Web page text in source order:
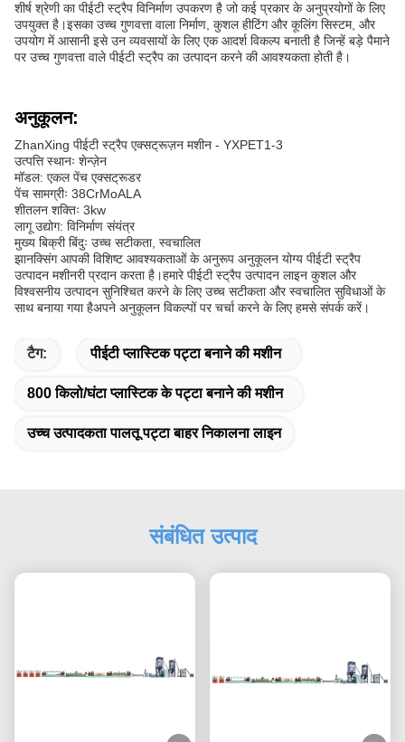
शीर्ष श्रेणी का पीईटी स्ट्रैप विनिर्माण उपकरण है जो कई प्रकार के अनुप्रयोगों के लिए
उपयुक्त है।इसका उच्च गुणवत्ता वाला निर्माण, कुशल हीटिंग और कूलिंग सिस्टम, और
उपयोग में आसानी इसे उन व्यवसायों के लिए एक आदर्श विकल्प बनाती है जिन्हें बड़े पैमाने
पर उच्च गुणवत्ता वाले पीईटी स्ट्रैप का उत्पादन करने की आवश्यकता होती है।
अनुकूलन:
ZhanXing पीईटी स्ट्रैप एक्सट्रूज़न मशीन - YXPET1-3
उत्पत्ति स्थानः शेन्ज़ेन
मॉडल: एकल पेंच एक्सट्रूडर
पेंच सामग्रीः 38CrMoALA
शीतलन शक्तिः 3kw
लागू उद्योग: विनिर्माण संयंत्र
मुख्य बिक्री बिंदुः उच्च सटीकता, स्वचालित
झानक्सिंग आपकी विशिष्ट आवश्यकताओं के अनुरूप अनुकूलन योग्य पीईटी स्ट्रैप
उत्पादन मशीनरी प्रदान करता है।हमारे पीईटी स्ट्रैप उत्पादन लाइन कुशल और
विश्वसनीय उत्पादन सुनिश्चित करने के लिए उच्च सटीकता और स्वचालित सुविधाओं के
साथ बनाया गया हैअपने अनुकूलन विकल्पों पर चर्चा करने के लिए हमसे संपर्क करें।
टैग: पीईटी प्लास्टिक पट्टा बनाने की मशीन
800 किलो/घंटा प्लास्टिक के पट्टा बनाने की मशीन
उच्च उत्पादकता पालतू पट्टा बाहर निकालना लाइन
संबंधित उत्पाद